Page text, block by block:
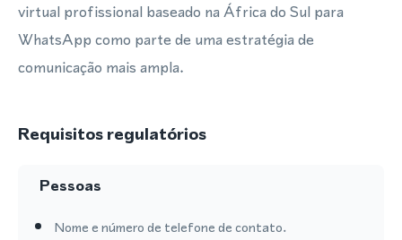
virtual profissional baseado na África do Sul para
WhatsApp como parte de uma estratégia de
comunicação mais ampla.
Requisitos regulatórios
Pessoas
Nome e número de telefone de contato.